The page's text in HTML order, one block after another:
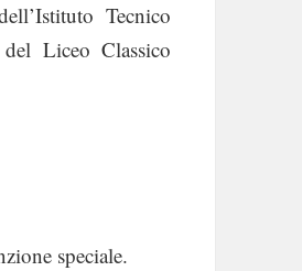
Tecnico
Liceo Classico
speciale.